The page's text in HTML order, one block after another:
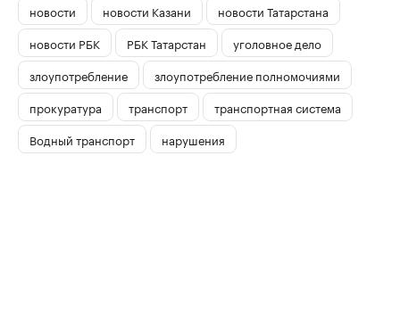
новости
новости Казани
новости Татарстана
новости РБК
РБК Татарстан
уголовное дело
злоупотребление
злоупотребление полномочиями
прокуратура
транспорт
транспортная система
Водный транспорт
нарушения